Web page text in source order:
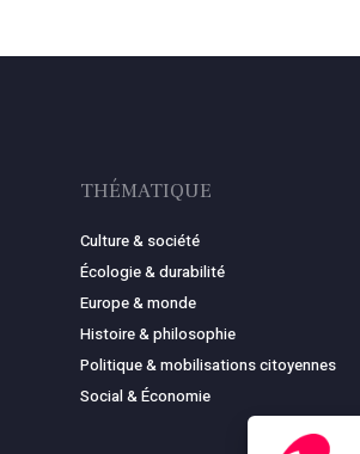
THÉMATIQUE
Culture & société
Écologie & durabilité
Europe & monde
Histoire & philosophie
Politique & mobilisations citoyennes
Social & Économie